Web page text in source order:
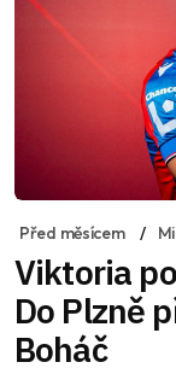
Před měsícem
Viktoria
Do Plzně
Boháč